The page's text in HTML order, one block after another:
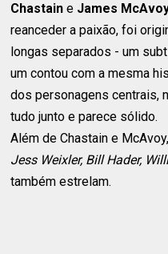
Chastaine James
reanceder a paixão, foi
longas separados - um
um contou com a mesma
dos personagens centrais,
tudo junto e parece sólido.
Além de Chastain e McAvoy,
Jess Weixler, Bill Hader,
também estrelam.